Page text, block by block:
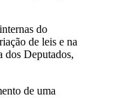
do
de leis e na
dos Deputados,
de uma